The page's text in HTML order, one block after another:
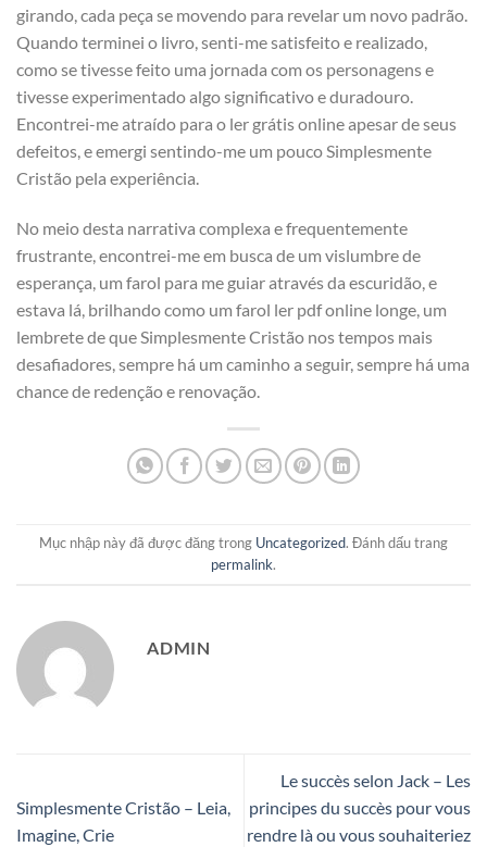
girando, cada peça se movendo para revelar um novo padrão.
Quando terminei o livro, senti-me satisfeito e realizado,
como se tivesse feito uma jornada com os personagens e
tivesse experimentado algo significativo e duradouro.
Encontrei-me atraído para o ler grátis online apesar de seus
defeitos, e emergi sentindo-me um pouco Simplesmente
Cristão pela experiência.
No meio desta narrativa complexa e frequentemente
frustrante, encontrei-me em busca de um vislumbre de
esperança, um farol para me guiar através da escuridão, e
estava lá, brilhando como um farol ler pdf online longe, um
lembrete de que Simplesmente Cristão nos tempos mais
desafiadores, sempre há um caminho a seguir, sempre há uma
chance de redenção e renovação.
Mục nhập này đã được đăng trong Uncategorized. Đánh dấu trang
permalink.
ADMIN
Simplesmente Cristão – Leia,
Imagine, Crie
Le succès selon Jack – Les
principes du succès pour vous
rendre là ou vous souhaiteriez